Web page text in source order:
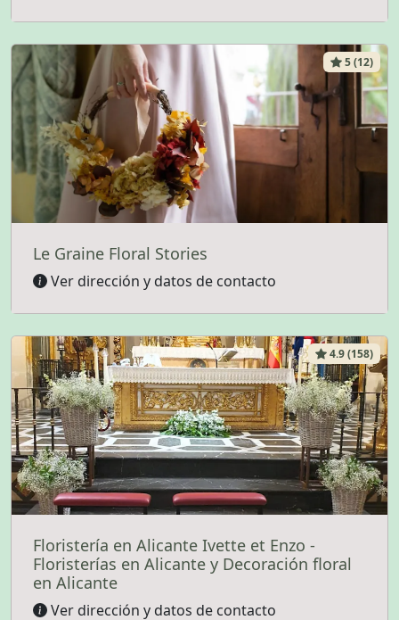
5 (12)
Le Graine Floral Stories
Ver dirección y datos de contacto
4.9 (158)
Floristería en Alicante Ivette et Enzo -
Floristerías en Alicante y Decoración floral
en Alicante
Ver dirección y datos de contacto